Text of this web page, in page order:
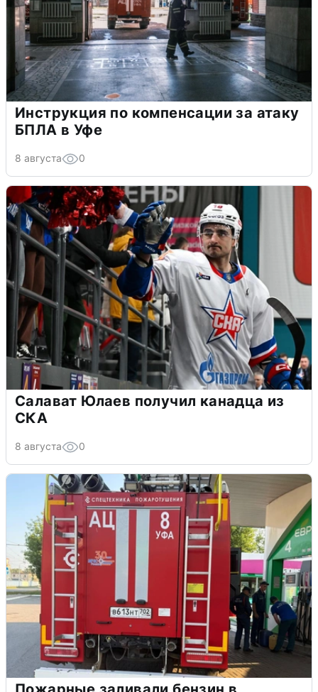
Инструкция по компенсации за атаку
БПЛА в Уфе
8 августа 0
Салават Юлаев получил канадца из
СКА
8 августа 0